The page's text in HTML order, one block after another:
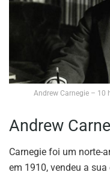
Andrew Carnegie – 10
Andrew
Carnegie foi um norte-
em 1910, vendeu a